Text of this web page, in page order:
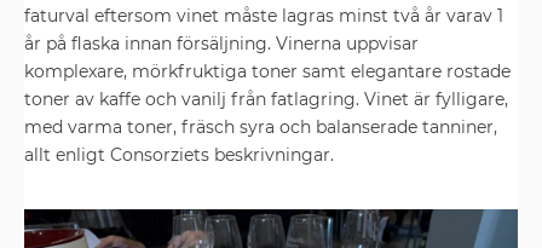
faturval eftersom vinet måste lagras minst två år varav 1
år på flaska innan försäljning. Vinerna uppvisar
komplexare, mörkfruktiga toner samt elegantare rostade
toner av kaffe och vanilj från fatlagring. Vinet är fylligare,
med varma toner, fräsch syra och balanserade tanniner,
allt enligt Consorziets beskrivningar.